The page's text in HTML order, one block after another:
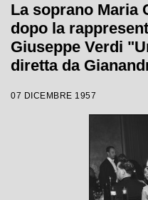
La soprano Maria
dopo la
Giuseppe Verdi
diretta da
quale è stata
lirica 1957-1958
07 DICEMBRE 1957